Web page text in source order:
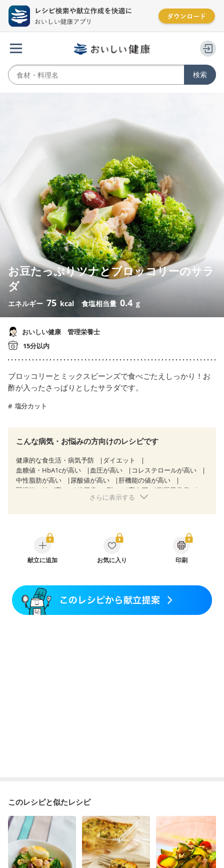
お豆たっぷりツナとブロッコリーのサラ
ダ
エネルギー 75 kcal 食塩相当量 0.4 g
おいしい健康 管理栄養士
15分以内
ブロッコリーとミックスビーンズで食べごたえしっかり！お
酢が入ったさっぱりとしたサラダです。
塩分カット
こんな病気・お悩みの方向けのレシピです
健康的な食生活・病気予防
ダイエット
血糖値・HbA1cが高い
血圧が高い
コレステロールが高い
中性脂肪が高い
尿酸値が高い
肝機能の値が高い
腎機能の値が高い
糖尿病（2型） 高血圧
脂質異常症
狭心症 心筋梗塞
糖尿病性腎症（第１期）
糖尿病性腎症（第２期）
糖尿病性腎症（第３期）
CKD（ステージ１）
CKD（ステージ２）
乳がん（抗がん剤治療中）
妊娠中(初期)
妊婦健診・血圧が気になる（初期）
妊婦健診・血糖値が気になる（初期）
さらに表示する
献立に追加 お気に入り 印刷
このレシピと似たレシピ